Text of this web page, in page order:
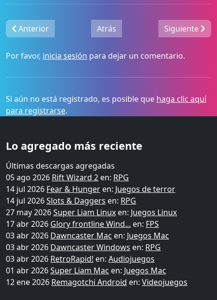
Anterior Atrás Siguiente
Por favor, inicia sesión para dejar un comentario.
Si aún no está registrado, es posible que haga clic aquí
para registrarse.
Lo agregado más reciente
Últimas descargas agregadas
05 ago 2026 Rift Wizard 2 en: RPG
14 jul 2026 Fear & Hunger en: Juegos de terror
14 jul 2026Slots & Daggers en: RPG
27 may 2026Super Liam Linux en: Juegos Linux
17 abr 2026 Glory frontline Wind... en: FPS
03 abr 2026 Dawncaster Mac en: Juegos Mac
03 abr 2026 Dawncaster Windows en: RPG
03 abr 2026 RetroRapid! en: Audiojuegos
01 abr 2026Super Liam Mac en: Juegos Mac
12 ene 2026 Remagotchi Android en: Videojuegos